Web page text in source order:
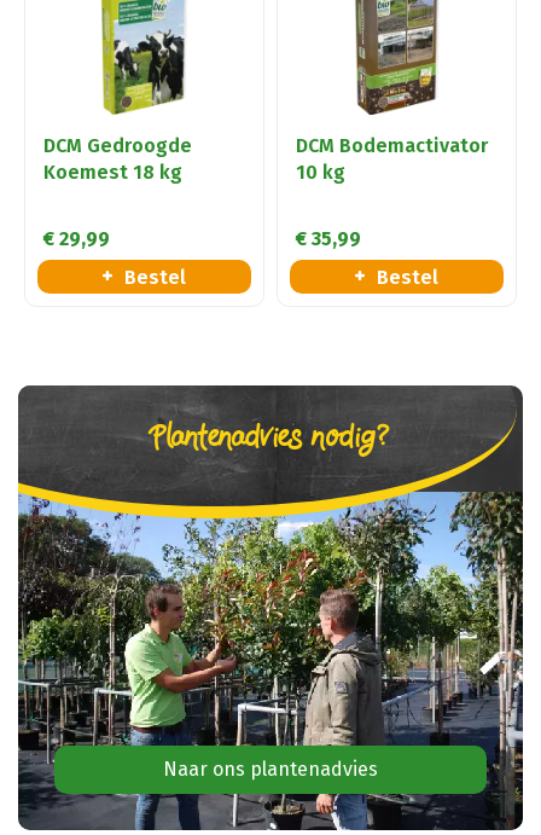
DCM Gedroogde
Koemest 18 kg
€ 29,99
Bestel
DCM Bodemactivator
10 kg
€ 35,99
Bestel
Plantenadvies nodig?
Naar ons plantenadvies